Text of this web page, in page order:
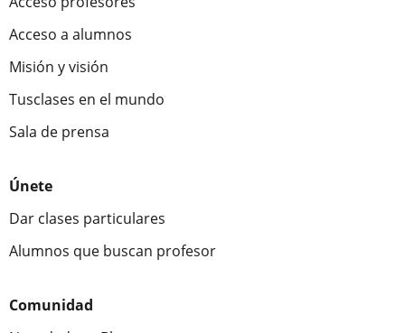
Acceso a alumnos
Misión y visión
Tusclases en el mundo
Sala de prensa
Únete
Dar clases particulares
Alumnos que buscan profesor
Comunidad